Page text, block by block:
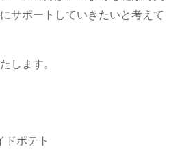
サポートしていきたいと考えて
します。
ドポテト